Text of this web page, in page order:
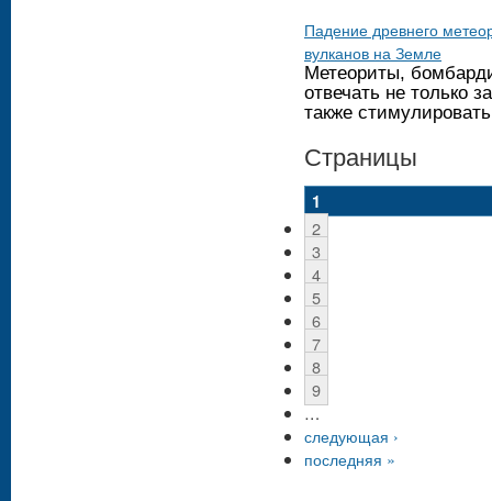
Падение древнего
вулканов на Земле
Метеориты,
отвечать не только
также
Страницы
1
2
3
4
5
6
7
8
9
…
следующая ›
последняя »